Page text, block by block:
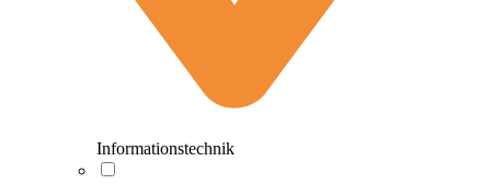
Informationstechnik